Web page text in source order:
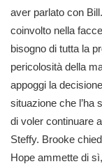
aver parlato con
coinvolto nella
bisogno di tutta la
pericolosità della
appoggi la
situazione che l’ha
di voler continuare
Steffy. Brooke
Hope ammette di